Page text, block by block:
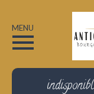
MENU